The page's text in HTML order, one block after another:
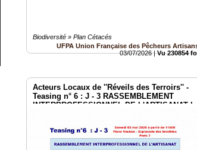
Biodiversité » Plan Cétacés
UFPA Union Française des Pêcheurs
03/07/2026|Vu 230854
Acteurs Locaux de ''Réveils des Terroirs'' -
Teasing n° 6 : J - 3 RASSEMBLEMENT
INTERPROFESSIONNEL DE L'ARTISANAT le